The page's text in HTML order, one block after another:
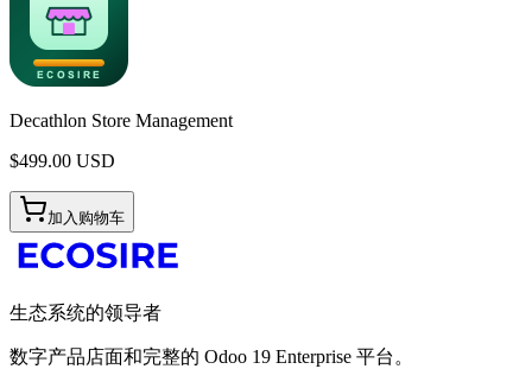
Decathlon Store Management
$499.00 USD
加入购物车
生态系统的领导者
数字产品店面和完整的 Odoo 19 Enterprise 平台。